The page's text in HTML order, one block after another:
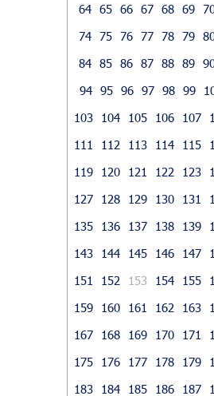
64 65 66 67 68 69
74 75 76 77 78 79
84 85 86 87 88 89
94 95 96 97 98 99
103
104 105 106 107
111
112 113 114 115
119
120 121 122 123
127
128 129 130 131
135
136 137 138 139
143
144 145 146 147
151
152 153 154 155
159
160 161 162 163
167
168 169 170 171
175
176 177 178 179
183
184 185 186 187